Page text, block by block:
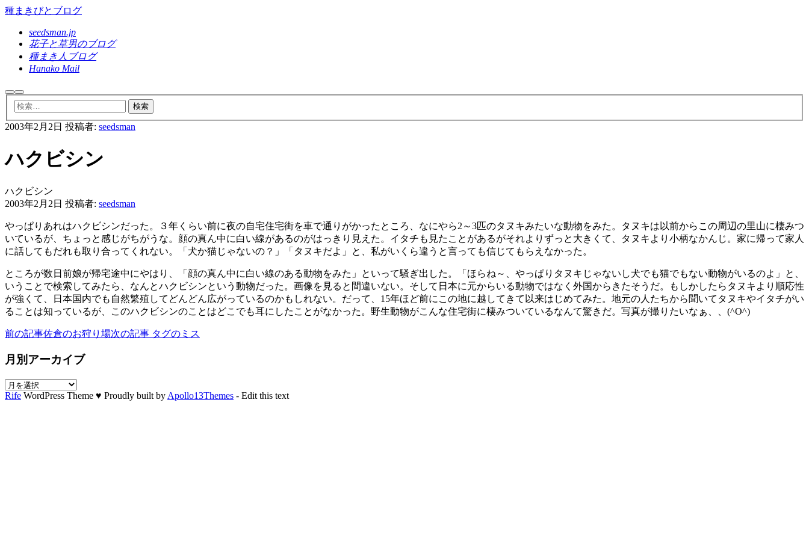
種まきびとブログ
seedsman.jp
花子と草男のブログ
種まき人ブログ
Hanako Mail
検 メ
イ
ン
メ
ー
2003年2月2日 投稿者: seedsman
ハクビシン
ハクビシン
2003年2月2日 投稿者: seedsman
やっぱりあれはハクビシンだった。３年くらい前に夜の自宅住宅街を車で通りがかったところ、なにやら2～3匹のタヌキみたいな動物をみた。タヌキは以前からこの周辺の里山に棲みつ
いているが、ちょっと感じがちがうな。顔の真ん中に白い線があるのがはっきり見えた。イタチも見たことがあるがそれよりずっと大きくて、タヌキより小柄なかんじ。家に帰って家人
に話してもだれも取り合ってくれない。「犬か猫じゃないの？」「タヌキだよ」と、私がいくら違うと言っても信じてもらえなかった。
ところが数日前娘が帰宅途中にやはり、「顔の真ん中に白い線のある動物をみた」といって騒ぎ出した。「ほらね～、やっぱりタヌキじゃないし犬でも猫でもない動物がいるのよ」と、
いうことで検索してみたら、なんとハクビシンという動物だった。画像を見ると間違いない。そして日本に元からいる動物ではなく外国からきたそうだ。もしかしたらタヌキより順応性
が強くて、日本国内でも自然繁殖してどんどん広がっているのかもしれない。だって、15年ほど前にこの地に越してきて以来はじめてみた。地元の人たちから聞いてタヌキやイタチがい
ることは知っているが、このハクビシンのことはどこでも耳にしたことがなかった。野生動物がこんな住宅街に棲みついているなんて驚きだ。写真が撮りたいなぁ、、(^O^)
前の記事佐倉のお狩り場次の記事 タグのミス
月別アーカイブ
月
別
Rife WordPress Theme ♥ Proudly built by Apollo13Themes - Edit this text